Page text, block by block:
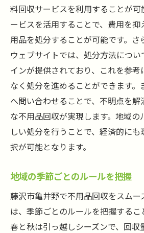
料回収サービスを利用することが
ービスを活用することで、費用を
用品を処分することが可能です。さ
ウェブサイトでは、処分方法につ
インが提供されており、これを参考
なく処分を進めることができます。
へ問い合わせることで、不明点を解
な不用品回収が実現します。地域の
しい処分を行うことで、経済的に
択が可能となります。
地域の季節ごとのルールを把握
藤沢市亀井野で不用品回収をスムー
は、季節ごとのルールを把握するこ
春と秋は引っ越しシーズンで、回収